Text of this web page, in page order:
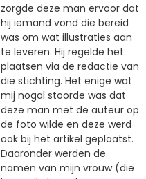
zorgde deze man ervoor dat
hij iemand vond die bereid
was om wat illustraties aan
te leveren. Hij regelde het
plaatsen via de redactie van
die stichting. Het enige wat
mij nogal stoorde was dat
deze man met de auteur op
de foto wilde en deze werd
ook bij het artikel geplaatst.
Daaronder werden de
namen van mijn vrouw (die